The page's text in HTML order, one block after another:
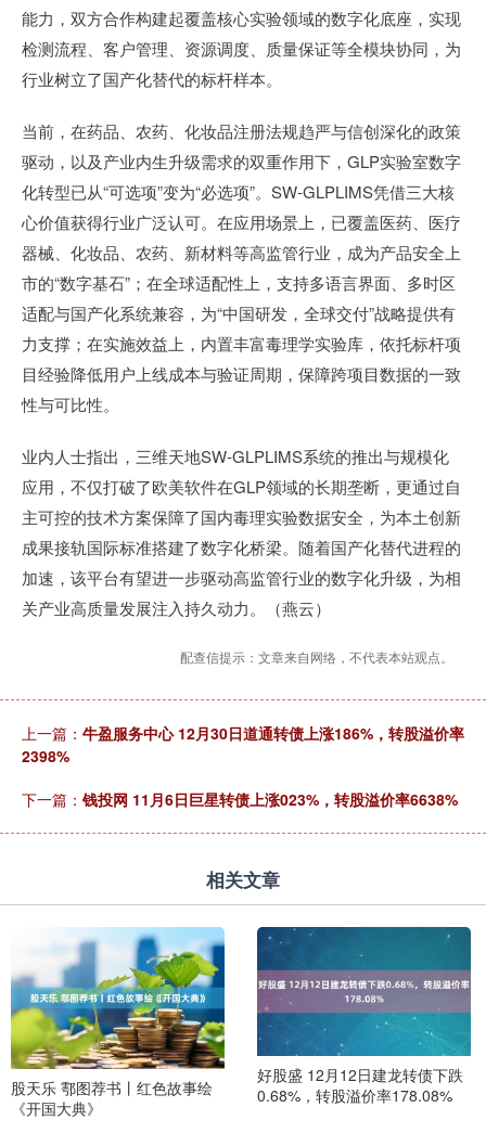
能力，双方合作构建起覆盖核心实验领域的数字化底座，实现
检测流程、客户管理、资源调度、质量保证等全模块协同，为
行业树立了国产化替代的标杆样本。
当前，在药品、农药、化妆品注册法规趋严与信创深化的政策
驱动，以及产业内生升级需求的双重作用下，GLP实验室数字
化转型已从“可选项”变为“必选项”。SW-GLPLIMS凭借三大核
心价值获得行业广泛认可。在应用场景上，已覆盖医药、医疗
器械、化妆品、农药、新材料等高监管行业，成为产品安全上
市的“数字基石”；在全球适配性上，支持多语言界面、多时区
适配与国产化系统兼容，为“中国研发，全球交付”战略提供有
力支撑；在实施效益上，内置丰富毒理学实验库，依托标杆项
目经验降低用户上线成本与验证周期，保障跨项目数据的一致
性与可比性。
业内人士指出，三维天地SW-GLPLIMS系统的推出与规模化
应用，不仅打破了欧美软件在GLP领域的长期垄断，更通过自
主可控的技术方案保障了国内毒理实验数据安全，为本土创新
成果接轨国际标准搭建了数字化桥梁。随着国产化替代进程的
加速，该平台有望进一步驱动高监管行业的数字化升级，为相
关产业高质量发展注入持久动力。（燕云）
配查信提示：文章来自网络，不代表本站观点。
上一篇： 牛盈服务中心 12月30日道通转债上涨186%，转股溢价率
2398%
下一篇： 钱投网 11月6日巨星转债上涨023%，转股溢价率6638%
相关文章
股天乐 鄠图荐书丨红色故事绘
《开国大典》
好股盛 12月12日建龙转债下跌
0.68%，转股溢价率178.08%